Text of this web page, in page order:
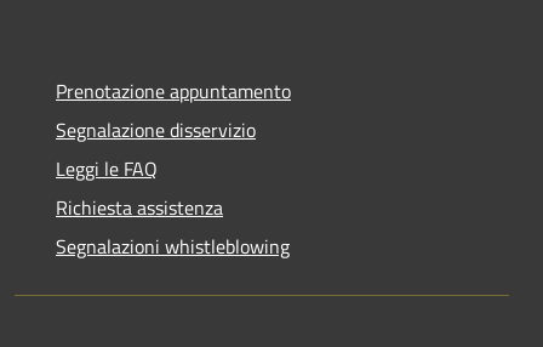
Prenotazione appuntamento
Segnalazione disservizio
Leggi le FAQ
Richiesta assistenza
Segnalazioni whistleblowing